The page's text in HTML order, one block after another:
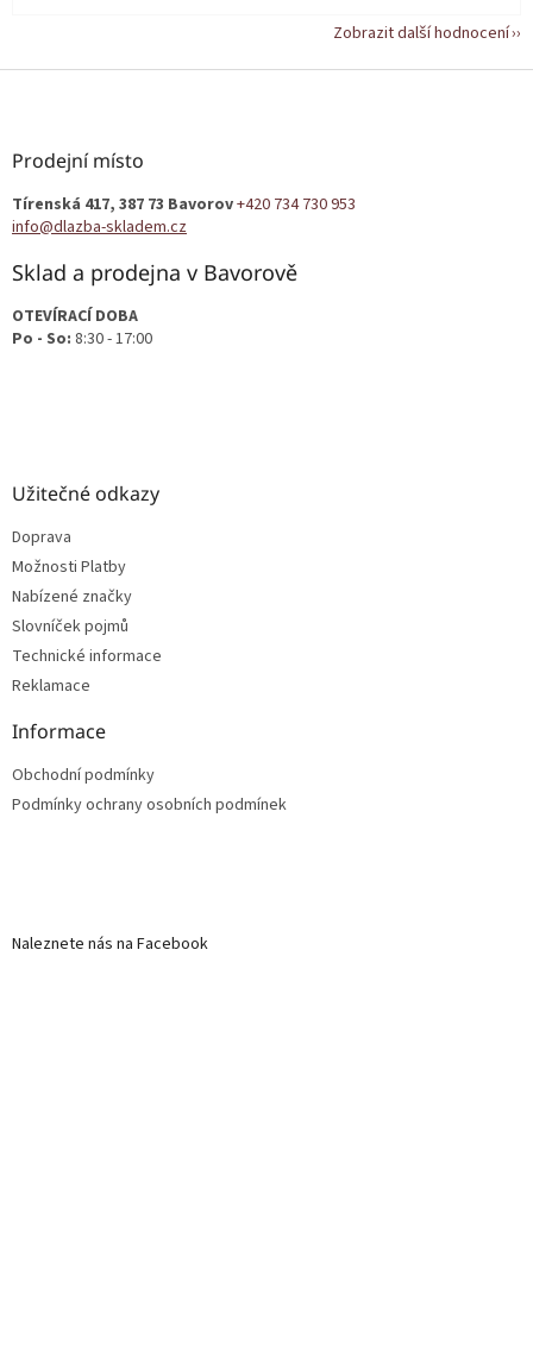
Zobrazit další hodnocení
Z
Prodejní místo
Tírenská 417, 387 73 Bavorov+420 734 730 953
info@dlazba-skladem.cz
Sklad a prodejna v Bavorově
OTEVÍRACÍ DOBA
Po - So: 8:30 - 17:00
Užitečné odkazy
Doprava
Možnosti Platby
Nabízené značky
Slovníček pojmů
Technické informace
Reklamace
Informace
Obchodní podmínky
Podmínky ochrany osobních podmínek
Naleznete nás na Facebook